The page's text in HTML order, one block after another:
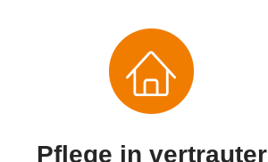
Pflege in vertrauter